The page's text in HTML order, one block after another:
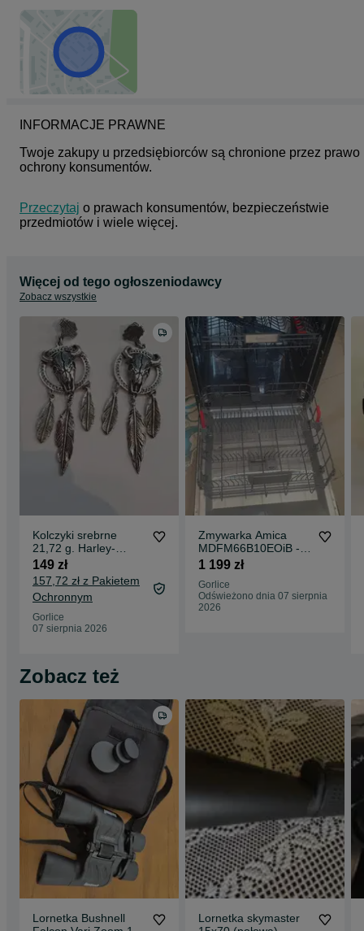
INFORMACJE PRAWNE
Twoje zakupy u przedsiębiorców są chronione przez prawo
ochrony konsumentów.
Przeczytaj o prawach konsumentów, bezpieczeństwie
przedmiotów i wiele więcej.
Więcej od tego ogłoszeniodawcy
Zobacz wszystkie
Kolczyki srebrne
21,72 g. Harley-
Devitson -
komismadej.pl Gorlice
149 zł
157,72 zł z Pakietem
Ochronnym
Gorlice
07 sierpnia 2026
Zmywarka Amica
MDFM66B10EOiB -
Madej Gorlice
1 199 zł
Gorlice
Odświeżono dnia 07 sierpnia
2026
Zobacz też
Lornetka Bushnell
Lornetka skymaster